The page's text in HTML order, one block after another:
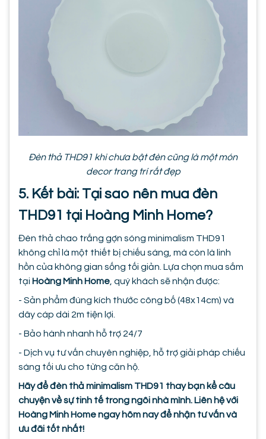
Đèn thả THD91 khi chưa bật đèn cũng là một món
decor trang trí rất đẹp
5. Kết bài: Tại sao nên mua đèn
THD91 tại Hoàng Minh Home?
Đèn thả chao trắng gợn sóng minimalism THD91
không chỉ là một thiết bị chiếu sáng, mà còn là linh
hồn của không gian sống tối giản. Lựa chọn mua sắm
tại Hoàng Minh Home, quý khách sẽ nhận được:
- Sản phẩm đúng kích thước công bố (48x14cm) và
dây cáp dài 2m tiện lợi.
- Bảo hành nhanh hỗ trợ 24/7
- Dịch vụ tư vấn chuyên nghiệp, hỗ trợ giải pháp chiếu
sáng tối ưu cho từng căn hộ.
Hãy để đèn thả minimalism THD91 thay bạn kể câu
chuyện về sự tinh tế trong ngôi nhà mình. Liên hệ với
Hoàng Minh Home ngay hôm nay để nhận tư vấn và
ưu đãi tốt nhất!